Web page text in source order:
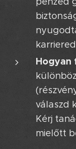
Hogyan
válaszd
Kérj
mielőtt